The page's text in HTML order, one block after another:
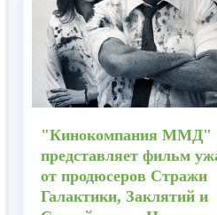
Биография Криса
Российские актеры.
Биография Криса
Крис Хемсворт –